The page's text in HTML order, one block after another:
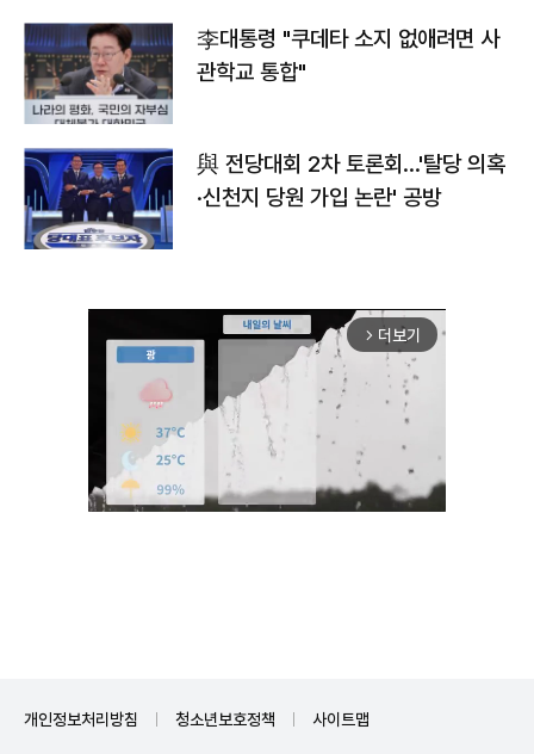
李대통령 "쿠데타 소지 없애려면 사
관학교 통합"
與 전당대회 2차 토론회…'탈당 의혹
·신천지 당원 가입 논란' 공방
arrow_forward_ios 더보기
개인정보처리방침 청소년보호정책 사이트맵